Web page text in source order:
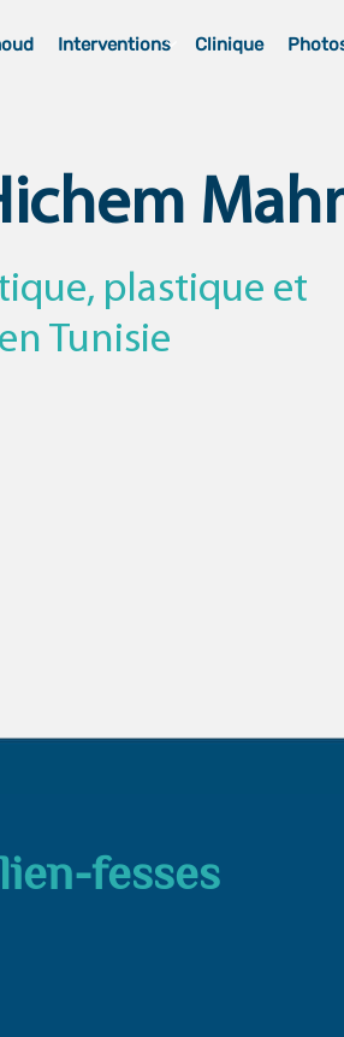
Interventions Clinique
plastique et
Tunisie
fesses